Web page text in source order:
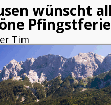
wünscht
Tim